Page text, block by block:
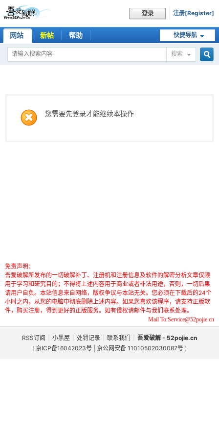
登录 注册[Register]
快捷导航
网站 新帖 帮助
搜索
您需要先登录才能继续本操作
免责声明：
吾爱破解所发布的一切破解补丁、注册机和注册信息及软件的解密分析文章仅限
用于学习和研究目的；不得将上述内容用于商业或者非法用途，否则，一切后果
请用户自负。本站信息来自网络，版权争议与本站无关。您必须在下载后的24个
小时之内，从您的电脑中彻底删除上述内容。如果您喜欢该程序，请支持正版软
件，购买注册，得到更好的正版服务。如有侵权请邮件与我们联系处理。
Mail To:Service@52pojie.cn
RSS订阅 小黑屋 处罚记录 联系我们
吾爱破解 - 52pojie.cn
( 京ICP备16042023号 | 京公网安备 11010502030087号 )